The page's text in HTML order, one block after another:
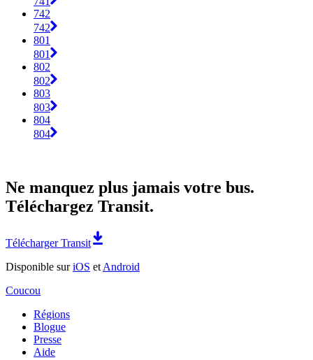
742
742
801
801
802
802
803
803
804
804
Ne manquez plus jamais votre bus.
Téléchargez Transit.
Télécharger Transit
Disponible suriOS et Android
Coucou
Régions
Blogue
Presse
Aide